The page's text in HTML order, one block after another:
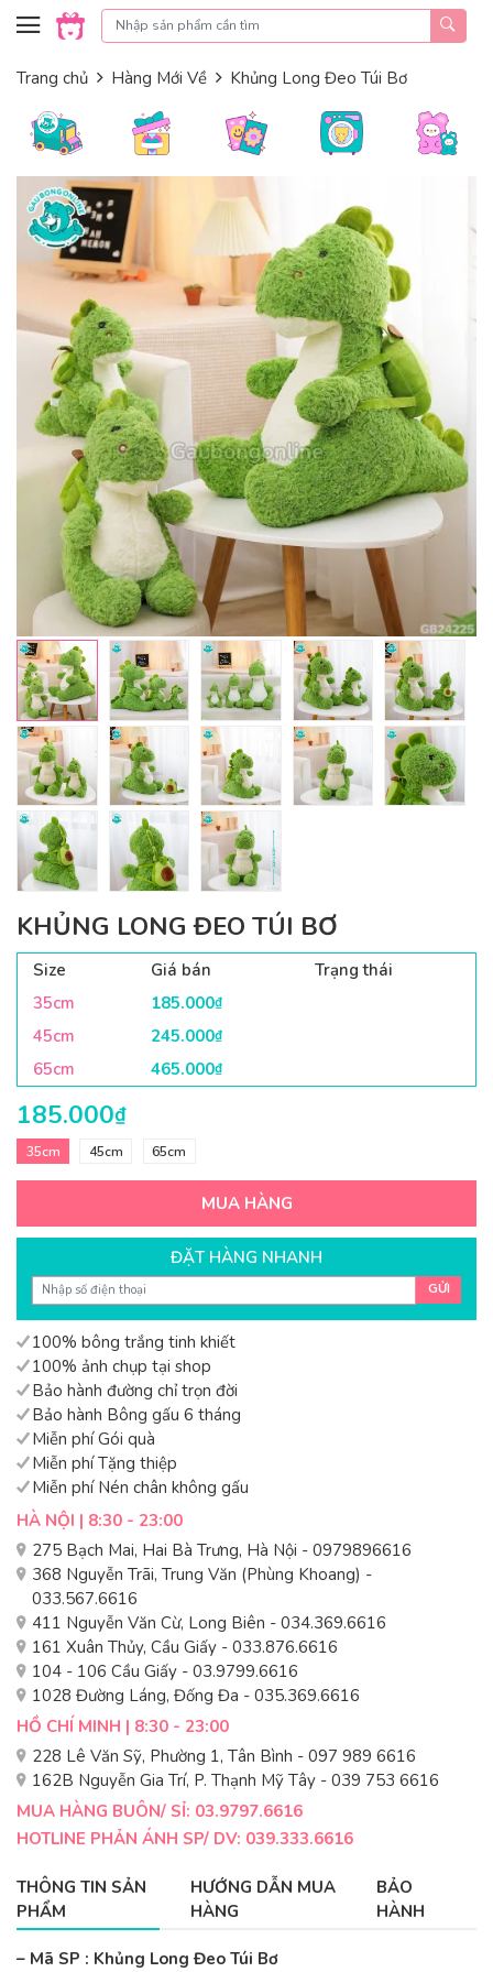
Skip to content
Trang chủ Hàng Mới Về Khủng Long Đeo Túi Bơ
KHỦNG LONG ĐEO TÚI BƠ
Size Giá bán
Trạng thái
35cm
185.000₫
45cm 245.000₫
65cm 465.000₫
185.000₫
35cm 45cm 65cm
MUA HÀNG
ĐẶT HÀNG NHANH
GỬI
100% bông trắng tinh khiết
100% ảnh chụp tại shop
Bảo hành đường chỉ trọn đời
Bảo hành Bông gấu 6 tháng
Miễn phí Gói quà
Miễn phí Tặng thiệp
Miễn phí Nén chân không gấu
HÀ NỘI | 8:30 - 23:00
275 Bạch Mai, Hai Bà Trưng, Hà Nội - 0979896616
368 Nguyễn Trãi, Trung Văn (Phùng Khoang) -
033.567.6616
411 Nguyễn Văn Cừ, Long Biên - 034.369.6616
161 Xuân Thủy, Cầu Giấy - 033.876.6616
104 - 106 Cầu Giấy - 03.9799.6616
1028 Đường Láng, Đống Đa - 035.369.6616
HỒ CHÍ MINH | 8:30 - 23:00
228 Lê Văn Sỹ, Phường 1, Tân Bình - 097 989 6616
162B Nguyễn Gia Trí, P. Thạnh Mỹ Tây - 039 753 6616
MUA HÀNG BUÔN/ SỈ: 03.9797.6616
HOTLINE PHẢN ÁNH SP/ DV: 039.333.6616
THÔNG TIN SẢN
PHẨM
HƯỚNG DẪN MUA
HÀNG
BẢO
HÀNH
– Mã SP : Khủng Long Đeo Túi Bơ